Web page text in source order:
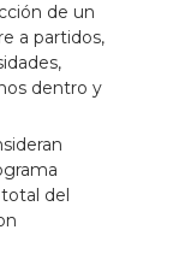
de un
a partidos,
dentro y
del